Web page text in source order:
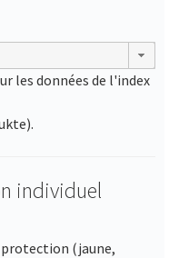
les données de l'index
individuel
protection (jaune,